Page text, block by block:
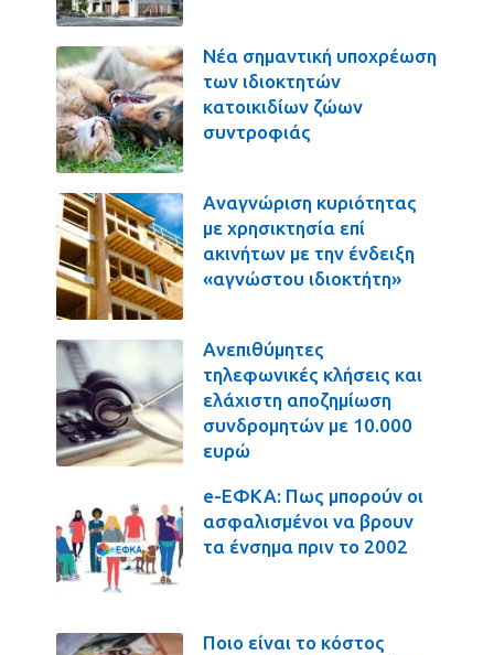
Νέα σημαντική υποχρέωση
των ιδιοκτητών
κατοικιδίων ζώων
συντροφιάς
Αναγνώριση κυριότητας
με χρησικτησία επί
ακινήτων με την ένδειξη
«αγνώστου ιδιοκτήτη»
Ανεπιθύμητες
τηλεφωνικές κλήσεις και
ελάχιστη αποζημίωση
συνδρομητών με 10.000
ευρώ
e-ΕΦΚΑ: Πως μπορούν οι
ασφαλισμένοι να βρουν
τα ένσημα πριν το 2002
Ποιο είναι το κόστος